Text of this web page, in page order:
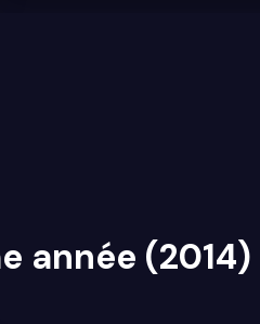
année (2014)